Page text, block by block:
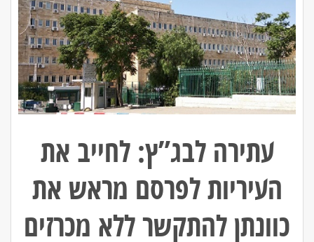
עתירה לבג”ץ: לחייב את
העיריות לפרסם מראש את
כוונתן להתקשר ללא מכרזים